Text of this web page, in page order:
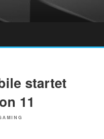
startet
11